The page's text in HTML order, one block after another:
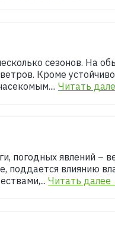
сезонов. На
Кроме
Читать
погодных явлений –
поддается влиянию
Читать далее